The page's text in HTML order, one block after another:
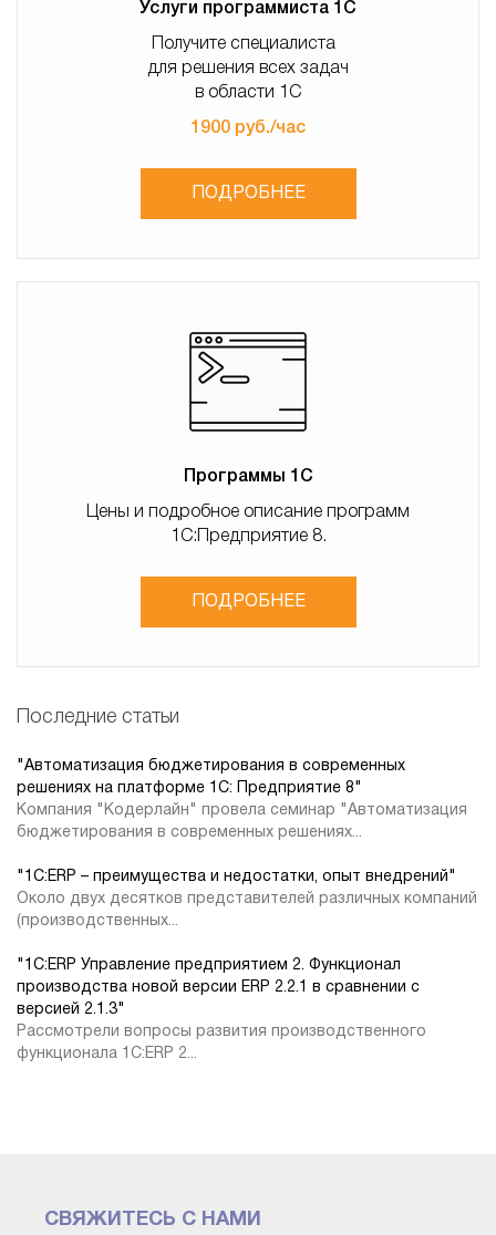
Услуги программиста 1С
Получите специалиста
для решения всех задач
в области 1С
1900 руб./час
ПОДРОБНЕЕ
Программы 1С
Цены и подробное описание программ
1С:Предприятие 8.
ПОДРОБНЕЕ
Последние статьи
"Автоматизация бюджетирования в современных
решениях на платформе 1С: Предприятие 8"
Компания "Кодерлайн" провела семинар "Автоматизация
бюджетирования в современных решениях...
"1C:ERP – преимущества и недостатки, опыт внедрений"
Около двух десятков представителей различных компаний
(производственных...
"1С:ERP Управление предприятием 2. Функционал
производства новой версии ERP 2.2.1 в сравнении с
версией 2.1.3"
Рассмотрели вопросы развития производственного
функционала 1С:ERP 2...
СВЯЖИТЕСЬ С НАМИ